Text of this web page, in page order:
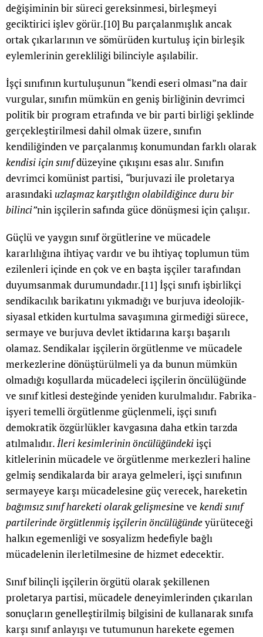
değişiminin bir süreci gereksinmesi, birleşmeyi
geciktirici işlev görür.[10] Bu parçalanmışlık ancak
ortak çıkarlarının ve sömürüden kurtuluş için birleşik
eylemlerinin gerekliliği bilinciyle aşılabilir.
İşçi sınıfının kurtuluşunun “kendi eseri olması”na dair
vurgular, sınıfın mümkün en geniş birliğinin devrimci
politik bir program etrafında ve bir parti birliği şeklinde
gerçekleştirilmesi dahil olmak üzere, sınıfın
kendiliğinden ve parçalanmış konumundan farklı olarak
kendisi için sınıfdüzeyine çıkışını esas alır. Sınıfın
devrimci komünist partisi, “burjuvazi ile proletarya
arasındaki uzlaşmaz karşıtlığın olabildiğince duru bir
bilinci”nin işçilerin safında güce dönüşmesi için çalışır.
Güçlü ve yaygın sınıf örgütlerine ve mücadele
kararlılığına ihtiyaç vardır ve bu ihtiyaç toplumun tüm
ezilenleri içinde en çok ve en başta işçiler tarafından
duyumsanmak durumundadır.[11] İşçi sınıfı işbirlikçi
sendikacılık barikatını yıkmadığı ve burjuva ideolojik-
siyasal etkiden kurtulma savaşımına girmediği sürece,
sermaye ve burjuva devlet iktidarına karşı başarılı
olamaz. Sendikalar işçilerin örgütlenme ve mücadele
merkezlerine dönüştürülmeli ya da bunun mümkün
olmadığı koşullarda mücadeleci işçilerin öncülüğünde
ve sınıf kitlesi desteğinde yeniden kurulmalıdır. Fabrika-
işyeri temelli örgütlenme güçlenmeli, işçi sınıfı
demokratik özgürlükler kavgasına daha etkin tarzda
atılmalıdır.İleri kesimlerinin öncülüğündekiişçi
kitlelerinin mücadele ve örgütlenme merkezleri haline
gelmiş sendikalarda bir araya gelmeleri, işçi sınıfının
sermayeye karşı mücadelesine güç verecek, hareketin
bağımsız sınıf hareketi olarak gelişmesine ve kendi sınıf
partilerinde örgütlenmiş işçilerin öncülüğündeyürüteceği
halkın egemenliği ve sosyalizm hedefiyle bağlı
mücadelenin ilerletilmesine de hizmet edecektir.
Sınıf bilinçli işçilerin örgütü olarak şekillenen
proletarya partisi, mücadele deneyimlerinden çıkarılan
sonuçların genelleştirilmiş bilgisini de kullanarak sınıfa
karşı sınıf anlayışı ve tutumunun harekete egemen